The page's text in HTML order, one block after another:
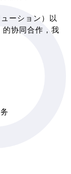
ーション）以
协同合作，我